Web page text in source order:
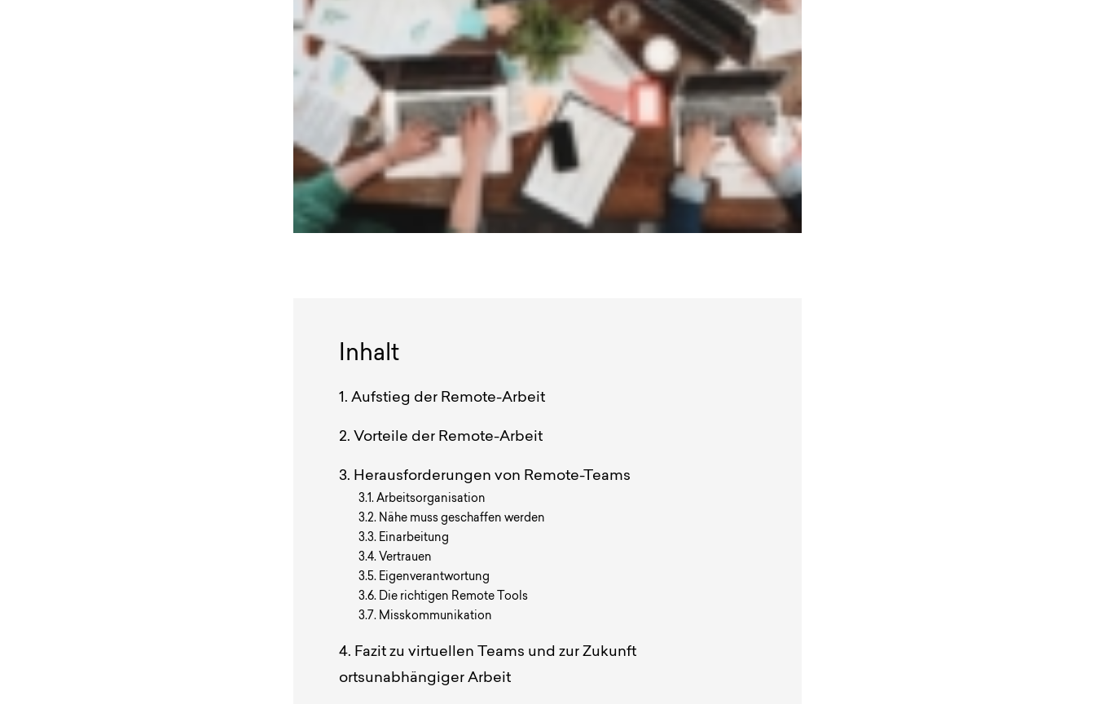
Inhalt
Aufstieg der Remote-Arbeit
Vorteile der Remote-Arbeit
Herausforderungen von Remote-Teams
Arbeitsorganisation
Nähe muss geschaffen werden
Einarbeitung
Vertrauen
Eigenverantwortung
Die richtigen Remote Tools
Misskommunikation
Fazit zu virtuellen Teams und zur Zukunft
ortsunabhängiger Arbeit